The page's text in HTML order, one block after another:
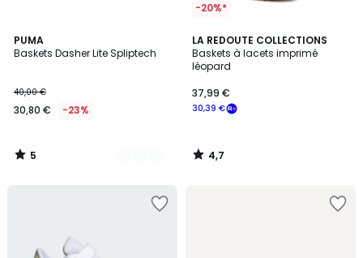
PUMA
Baskets Dasher Lite Spliptech
40,00 €
30,80 € -23%
5
/
2
Couleurs
5
/
-20%*
LA REDOUTE COLLECTIONS
Baskets à lacets imprimé
léopard
30,39 €
37,99 €
4,7
/ 5
4,7
/